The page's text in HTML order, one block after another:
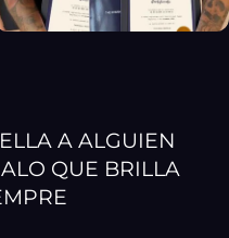
A ALGUIEN
QUE BRILLA